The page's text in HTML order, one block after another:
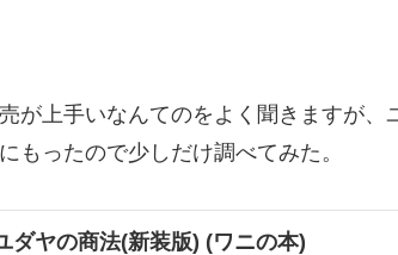
が上手いなんてのをよく聞きますが、
もったので少しだけ調べてみた。
ダヤの商法(新装版) (ワニの本)